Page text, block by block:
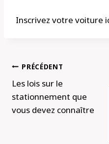
Inscrivez votre voiture
Navigation
de
l’article
PRÉCÉDENT
Les lois sur le
stationnement que
vous devez connaître